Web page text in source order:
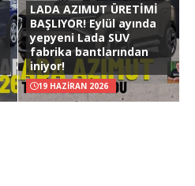
LADA AZIMUT ÜRETİMİ
BAŞLIYOR! Eylül ayında
yepyeni Lada SUV
fabrika bantlarından
iniyor!
19 HAZIRAN 2026